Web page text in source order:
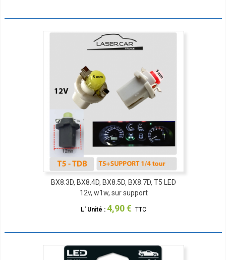
BX8.3D, BX8.4D, BX8.5D, BX8.7D, T5 LED
12v, w1w, sur support
L' Unité : 4,90 € TTC